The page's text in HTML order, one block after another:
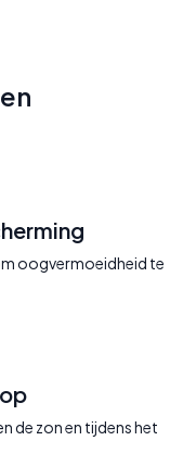
oogvermoeidheid te
de zon en tijdens het